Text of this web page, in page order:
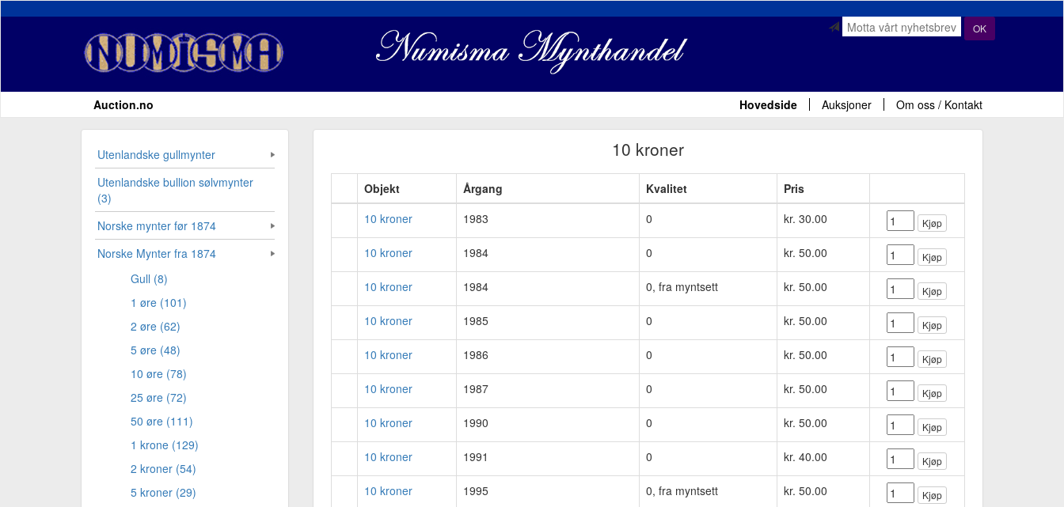
OK
Auction.no Hovedside Auksjoner Om oss / Kontakt
Utenlandske gullmynter
Utenlandske bullion sølvmynter
(3)
Norske mynter før 1874
Norske Mynter fra 1874
Gull (8)
1 øre (101)
2 øre (62)
5 øre (48)
10 øre (78)
25 øre (72)
50 øre (111)
1 krone (129)
2 kroner (54)
5 kroner (29)
10 kroner
Objekt Årgang Kvalitet
Pris
10 kroner
1983 0 kr. 30.00 Kjøp
10 kroner 1984 0 kr. 50.00 Kjøp
10 kroner 1984 0, fra myntsett kr. 50.00 Kjøp
10 kroner 1985 0 kr. 50.00 Kjøp
10 kroner 1986 0 kr. 50.00 Kjøp
10 kroner 1987 0 kr. 50.00 Kjøp
10 kroner 1990 0 kr. 50.00 Kjøp
10 kroner 1991 0 kr. 40.00 Kjøp
10 kroner 1995 0, fra myntsett kr. 50.00 Kjøp